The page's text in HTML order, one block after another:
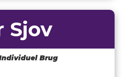
Sjov
Brug